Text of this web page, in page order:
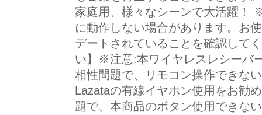
家庭用、様々なシーンで大活躍！
に動作しない場合があります。お
デートされていることを確認して
い】※注意:本ワイヤレスレシーバ
相性問題で、リモコン操作できな
Lazataの有線イヤホン使用をお勧
題で、本商品のボタン使用できな